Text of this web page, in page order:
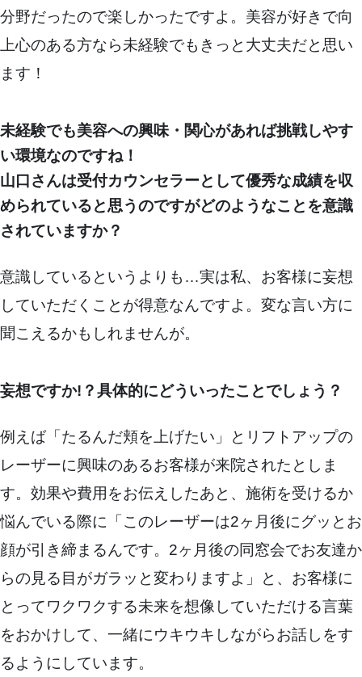
分野だったので楽しかったですよ。美容が好きで向
上心のある方なら未経験でもきっと大丈夫だと思い
ます！
未経験でも美容への興味・関心があれば挑戦しやす
い環境なのですね！
山口さんは受付カウンセラーとして優秀な成績を収
められていると思うのですがどのようなことを意識
されていますか？
意識しているというよりも…実は私、お客様に妄想
していただくことが得意なんですよ。変な言い方に
聞こえるかもしれませんが。
妄想ですか!？具体的にどういったことでしょう？
例えば「たるんだ頬を上げたい」とリフトアップの
レーザーに興味のあるお客様が来院されたとしま
す。効果や費用をお伝えしたあと、施術を受けるか
悩んでいる際に「このレーザーは2ヶ月後にグッとお
顔が引き締まるんです。2ヶ月後の同窓会でお友達か
らの見る目がガラッと変わりますよ」と、お客様に
とってワクワクする未来を想像していただける言葉
をおかけして、一緒にウキウキしながらお話しをす
るようにしています。